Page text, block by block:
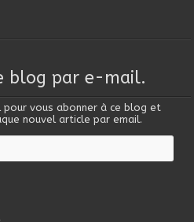
blog par e-mail.
vous abonner à ce blog et
nouvel article par email.